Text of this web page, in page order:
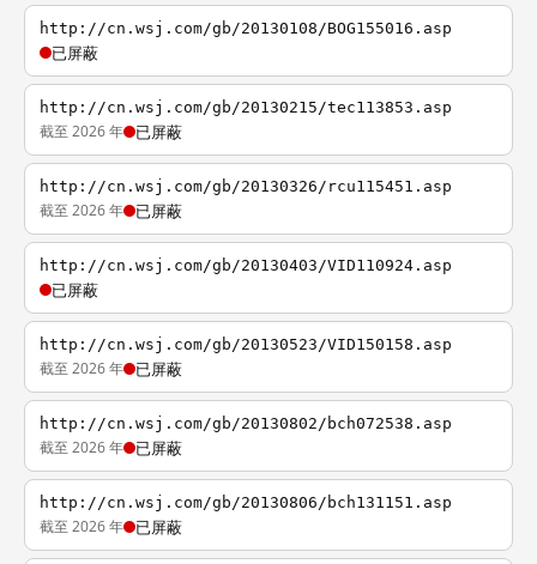
http://cn.wsj.com/gb/20130108/BOG155016.asp
已屏蔽
http://cn.wsj.com/gb/20130215/tec113853.asp
截至 2026 年 已屏蔽
http://cn.wsj.com/gb/20130326/rcu115451.asp
截至 2026 年 已屏蔽
http://cn.wsj.com/gb/20130403/VID110924.asp
已屏蔽
http://cn.wsj.com/gb/20130523/VID150158.asp
截至 2026 年 已屏蔽
http://cn.wsj.com/gb/20130802/bch072538.asp
截至 2026 年 已屏蔽
http://cn.wsj.com/gb/20130806/bch131151.asp
截至 2026 年 已屏蔽